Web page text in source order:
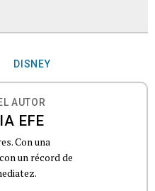
DISNEY
AUTOR
EFE
Con una
un récord de